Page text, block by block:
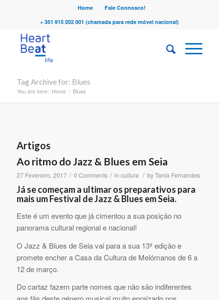
Home
Fale Connosco!
+ 351 915 202 001 (chamada para rede móvel nacional)
Tag Archive for: Blues
You are here: Home / Blues
Artigos
Ao ritmo do Jazz & Blues em Seia
27 Fevereiro, 2017 / 0 Comments / in cultura / byTania Fernandes
Já se começam a ultimar os preparativos para
mais um Festival de Jazz & Blues em Seia.
Este é um evento que já cimentou a sua posição no
panorama cultural regional e nacional!
O Jazz & Blues de Seia vai para a sua 13ª edição e
promete encher a Casa da Cultura de Melómanos de 6 a
12 de março.
Do cartaz fazem parte nomes que não são indiferentes